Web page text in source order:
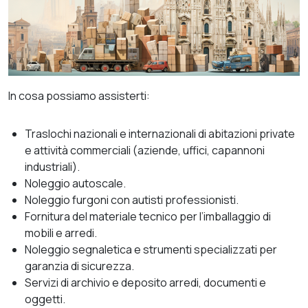
In cosa possiamo assisterti:
Traslochi nazionali e internazionali di abitazioni private
e attività commerciali (aziende, uffici, capannoni
industriali).
Noleggio autoscale.
Noleggio furgoni con autisti professionisti.
Fornitura del materiale tecnico per l’imballaggio di
mobili e arredi.
Noleggio segnaletica e strumenti specializzati per
garanzia di sicurezza.
Servizi di archivio e deposito arredi, documenti e
oggetti.